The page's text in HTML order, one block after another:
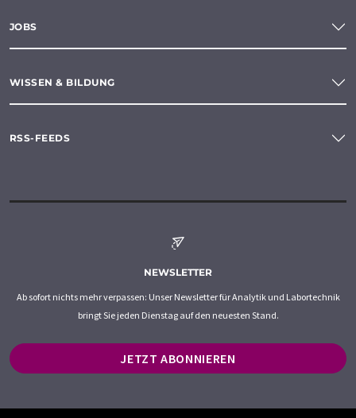
JOBS
WISSEN & BILDUNG
RSS-FEEDS
NEWSLETTER
Ab sofort nichts mehr verpassen: Unser Newsletter für Analytik und Labortechnik
bringt Sie jeden Dienstag auf den neuesten Stand.
JETZT ABONNIEREN